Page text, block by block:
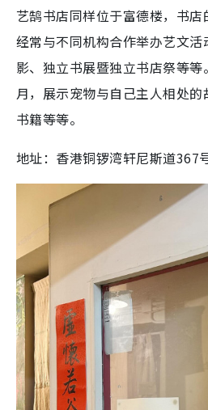
艺鹄书店同样位于富德楼，书店
经常与不同机构合作举办艺文
影、独立书展暨独立书店祭等
月，展示宠物与自己主人相处
书籍等等。
地址：香港铜锣湾轩尼斯道367